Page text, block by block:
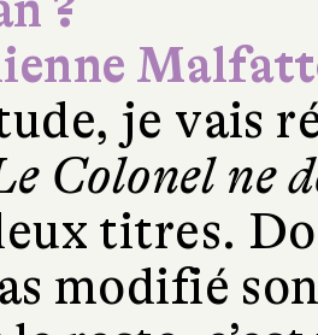
je vais
Colonel ne
titres.
modifié